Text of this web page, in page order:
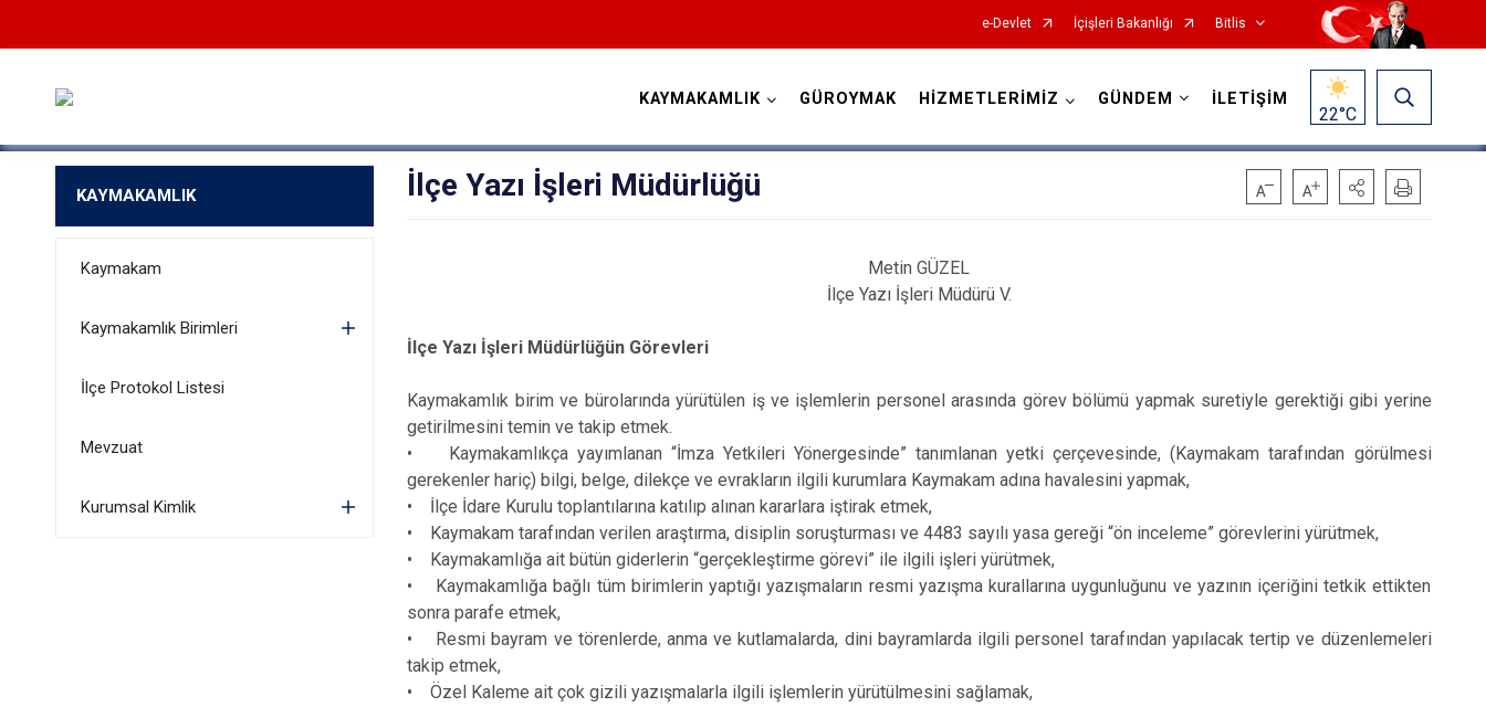
e-Devlet İçişleri Bakanlığı Bitlis
Ahlat
Güroymak
Hizan
Mutki
Tatvan
KAYMAKAMLIK GÜROYMAK HİZMETLERİMİZ GÜNDEM İLETİŞİM
22°C
KAYMAKAMLIK
Kaymakam
Kaymakamlık Birimleri
İlçe Protokol Listesi
Mevzuat
Kurumsal Kimlik
İlçe Yazı İşleri Müdürlüğü
Metin GÜZEL
İlçe Yazı İşleri Müdürü V.
İlçe Yazı İşleri Müdürlüğün Görevleri
Kaymakamlık birim ve bürolarında yürütülen iş ve işlemlerin personel arasında görev bölümü yapmak suretiyle gerektiği gibi yerine
getirilmesini temin ve takip etmek.
• Kaymakamlıkça yayımlanan “İmza Yetkileri Yönergesinde” tanımlanan yetki çerçevesinde, (Kaymakam tarafından görülmesi
gerekenler hariç) bilgi, belge, dilekçe ve evrakların ilgili kurumlara Kaymakam adına havalesini yapmak,
• İlçe İdare Kurulu toplantılarına katılıp alınan kararlara iştirak etmek,
• Kaymakam tarafından verilen araştırma, disiplin soruşturması ve 4483 sayılı yasa gereği “ön inceleme” görevlerini yürütmek,
• Kaymakamlığa ait bütün giderlerin “gerçekleştirme görevi” ile ilgili işleri yürütmek,
• Kaymakamlığa bağlı tüm birimlerin yaptığı yazışmaların resmi yazışma kurallarına uygunluğunu ve yazının içeriğini tetkik ettikten
sonra parafe etmek,
• Resmi bayram ve törenlerde, anma ve kutlamalarda, dini bayramlarda ilgili personel tarafından yapılacak tertip ve düzenlemeleri
takip etmek,
• Özel Kaleme ait çok gizili yazışmalarla ilgili işlemlerin yürütülmesini sağlamak,